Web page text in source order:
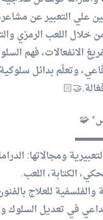
علي التعبير عن
خلال اللعب الرمزي
الانفعالات، فهم
وتعلّم بدائل
🧩
ومجالاتها:
الكتابة، اللعب.
للعلاج
في تعديل السلوك